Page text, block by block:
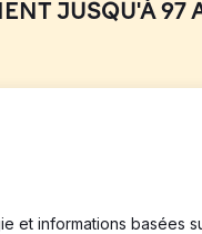
JUSQU'À 97
Web obsolète et une
avant de commencer
et informations basées